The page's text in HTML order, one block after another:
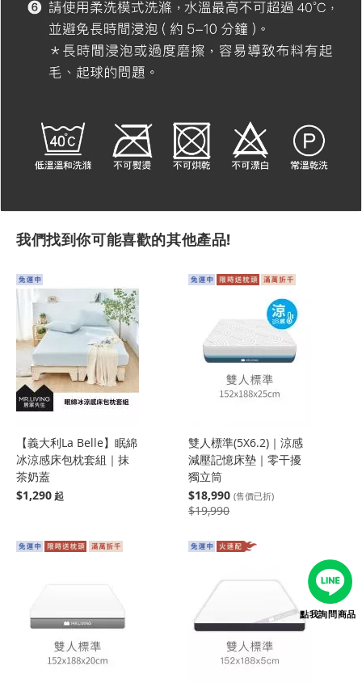
我們找到你可能喜歡的其他產品!
【義大利La Belle】眠綿
冰涼感床包枕套組｜抹
茶奶蓋
$1,290
雙人標準(5X6.2)｜涼感
減壓記憶床墊｜零干擾
獨立筒
$18,990 (售價已折)
$19,990
點我詢問商品